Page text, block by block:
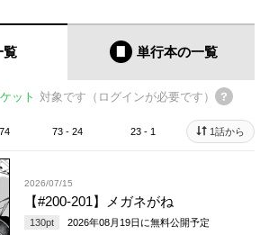
覧 単行本の一覧
ット 対象です（ログインが必要です）
73 - 24 23 - 1 1話から
2026/07/15
【#200-201】メガネがね
130pt 2026年08月19日 に無料公開予定